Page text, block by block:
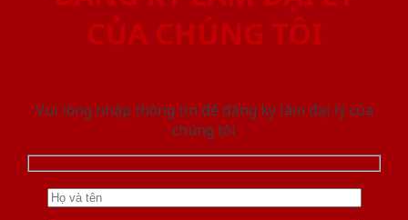
CỦA CHÚNG TÔI
Vui lòng nhập thông tin để đăng ký làm đại lý của
chúng tôi